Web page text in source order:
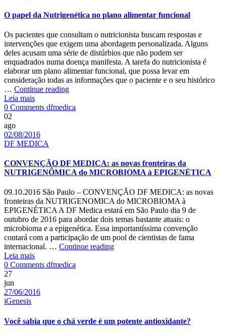
que
permite
detectar
a
capacidade
desintoxicante
e
antioxidante
endógena
de
uma
pessoa
O papel da Nutrigenética no plano alimentar funcional
Os pacientes que consultam o nutricionista buscam respostas e
intervenções que exigem uma abordagem personalizada. Alguns
deles acusam uma série de distúrbios que não podem ser
enquadrados numa doença manifesta. A tarefa do nutricionista é
elaborar um plano alimentar funcional, que possa levar em
consideração todas as informações que o paciente e o seu histórico
… Continue readingO
da
Leia mais
0 Comments Author
dfmedica
02
ago
Date
02/08/2016
Categories
DF MEDICA
CONVENÇÃO DF MEDICA: as novas fronteiras da
NUTRIGENÔMICA do MICROBIOMA à EPIGENÉTICA
09.10.2016 São Paulo – CONVENÇÃO DF MEDICA: as novas
fronteiras da NUTRIGENOMICA do MICROBIOMA à
EPIGENÉTICA A DF Medica estará em São Paulo dia 9 de
outubro de 2016 para abordar dois temas bastante atuais: o
microbioma e a epigenética. Essa importantíssima convenção
contará com a participação de um pool de cientistas de fama
internacional. … Continue readingCONVENÇÃO
do
MICROBIOMA
Leia mais
0 Comments Author
dfmedica
27
jun
Date
27/06/2016
Categories
iGenesis
Você sabia que o chá verde é um potente antioxidante?